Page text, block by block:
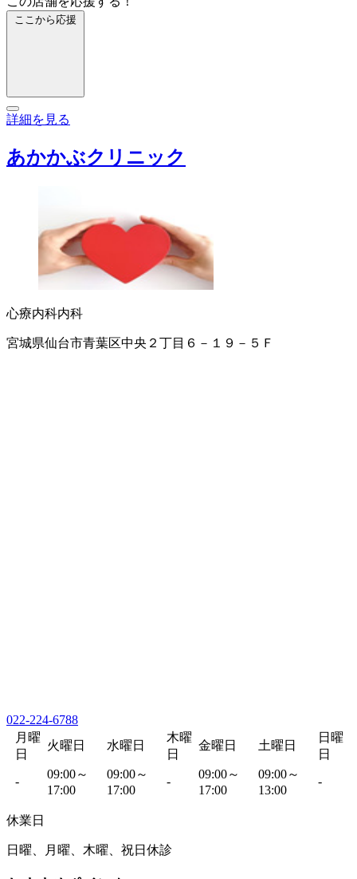
ここから応援
詳細を見る
あかかぶクリニック
心療内科内科
宮城県仙台市青葉区中央２丁目６－１９－５Ｆ
022-224-6788
月曜
日
火曜日 水曜日
木曜
日
金曜日 土曜日
日曜
日
-
09:00～
17:00
09:00～
17:00
-
09:00～
17:00
09:00～
13:00
-
休業日
日曜、月曜、木曜、祝日休診